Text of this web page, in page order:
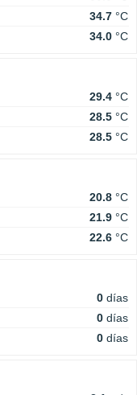
34.7 °C
34.0 °C
29.4 °C
28.5 °C
28.5 °C
20.8 °C
21.9 °C
22.6 °C
0 días
0 días
0 días